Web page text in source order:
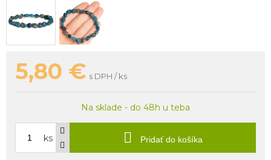
5,80 € s DPH / ks
Na sklade - do 48h u teba
ks Pridať do košíka